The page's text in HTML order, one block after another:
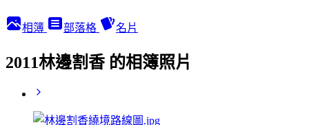
相簿 部落格 名片
2011林邊割香 的相簿照片